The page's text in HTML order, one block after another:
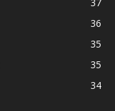
36
35
35
34